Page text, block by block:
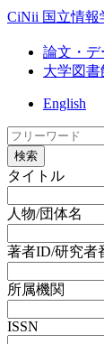
CiNii 国立情報
論文・デ
大学図
English
検索
タイトル
人物/団体名
著者ID/研究者
所属機関
ISSN